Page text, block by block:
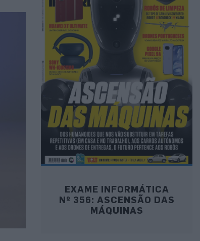
EXAME INFORMÁTICA
Nº 356: ASCENSÃO DAS
MÁQUINAS